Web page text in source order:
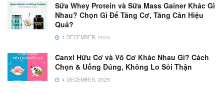
Sữa Whey Protein và Sữa Mass Gainer Khác Gì
Nhau? Chọn Gì Để Tăng Cơ, Tăng Cân Hiệu
Quả?
4 DECEMBER, 2025
Canxi Hữu Cơ và Vô Cơ Khác Nhau Gì? Cách
Chọn & Uống Đúng, Không Lo Sỏi Thận
4 DECEMBER, 2025